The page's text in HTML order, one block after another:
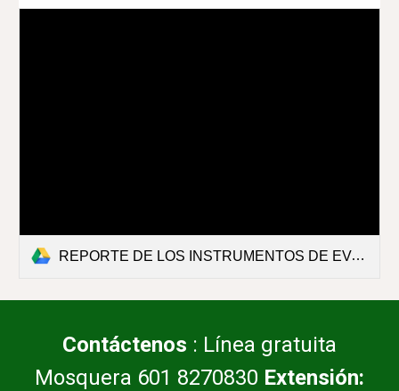
REPORTE DE LOS INSTRUMENTOS DE EVALUACION.pdf
Contáctenos : Línea gratuita
Mosquera 601 8270830 Extensión: